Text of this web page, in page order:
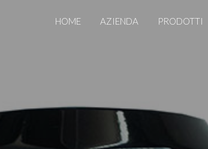
HOME AZIENDA PRODOTTI